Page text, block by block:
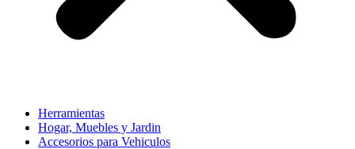
Herramientas
Hogar, Muebles y Jardin
Accesorios para Vehiculos